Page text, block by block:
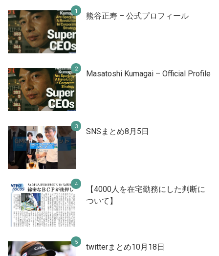
熊谷正寿 – 公式プロフィール
Masatoshi Kumagai – Official Profile
SNSまとめ8月5日
【4000人を在宅勤務にした判断に
ついて】
twitterまとめ10月18日